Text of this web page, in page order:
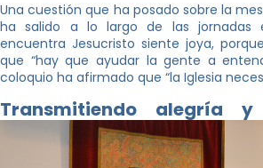
Una cuestión que ha posado sobre la
ha salido a lo largo de las jornadas
encuentra Jesucristo siente joya,
que “hay que ayudar la gente a
coloquio ha afirmado que “la Iglesia
Transmitiendo alegría